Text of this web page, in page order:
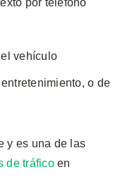
vehículo
o de
y es una de las
de tráficoen